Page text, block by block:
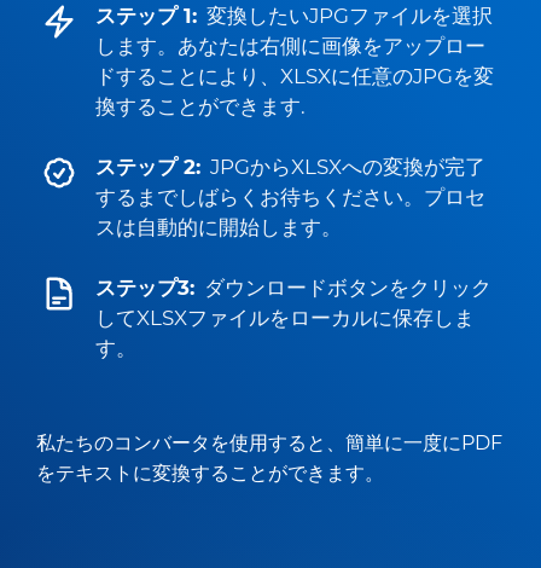
ステップ 1: 変換したいJPGファイルを選択
します。あなたは右側に画像をアップロー
ドすることにより、XLSXに任意のJPGを変
換することができます.
ステップ 2: JPGからXLSXへの変換が完了
するまでしばらくお待ちください。プロセ
スは自動的に開始します。
ステップ3: ダウンロードボタンをクリック
してXLSXファイルをローカルに保存しま
す。
私たちのコンバータを使用すると、簡単に一度にPDF
をテキストに変換することができます。